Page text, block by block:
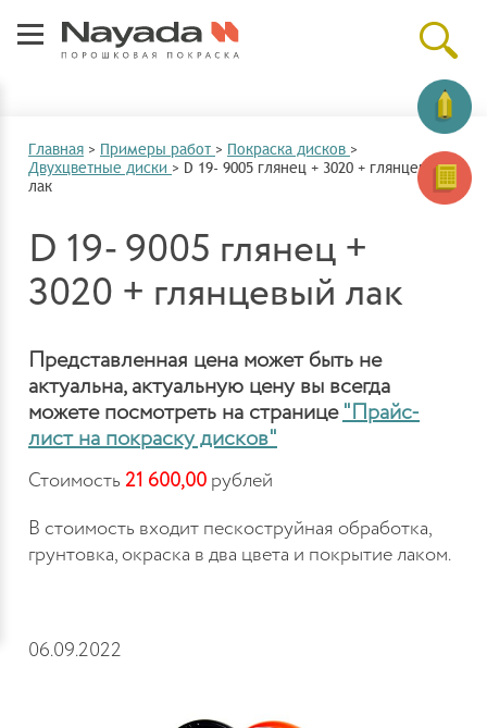
Главная > Примеры работ > Покраска дисков >
Двухцветные диски > D 19- 9005 глянец + 3020 + глянцевый
лак
D 19- 9005 глянец +
3020 + глянцевый лак
Представленная цена может быть не
актуальна, актуальную цену вы всегда
можете посмотреть на странице "Прайс-
лист на покраску дисков"
Стоимость 21 600,00 рублей
В стоимость входит пескоструйная обработка,
грунтовка, окраска в два цвета и покрытие лаком.
06.09.2022